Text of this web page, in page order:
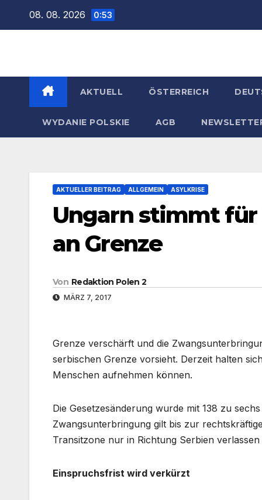
08. 08. 2026 0:53
AKTUELL ÖSTERREICH
WYDANIE POLSKIE AGB
AKTUELLER BEITRAG ALLGEMEIN ASYLKRISE
Ungarn stimmt
an Grenze
Von Redaktion Polen 2
MÄRZ 7, 2017
Grenze verschärft und die
serbischen Grenze vorsieht. Derzeit halten
Menschen aufnehmen können.
Die Gesetzesänderung wurde mit 138 zu
Zwangsunterbringung gilt bis zur
Transitzone nur in Richtung Serbien verlassen
Einspruchsfrist wird verkürzt